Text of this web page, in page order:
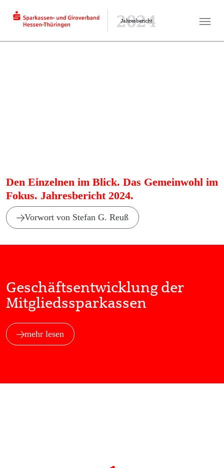
Jahresbericht
2024
Den Einzelnen im Blick. Das Gemeinwohl im
Fokus. Jahresbericht 2024.
Vorwort von Stefan G. Reuß
Geschäftsentwicklung der
Mitgliedssparkassen
mehr lesen